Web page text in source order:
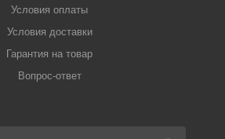
Условия оплаты
Условия доставки
Гарантия на товар
Вопрос-ответ